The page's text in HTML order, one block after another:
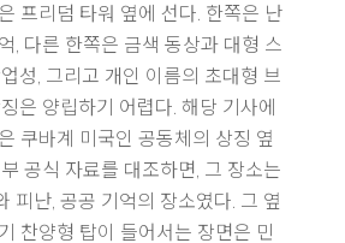
프리덤 타워 옆에 선다. 한쪽은 난
, 다른 한쪽은 금색 동상과 대형 스
성, 그리고 개인 이름의 초대형 브
은 양립하기 어렵다. 해당 기사에
쿠바계 미국인 공동체의 상징 옆
공식 자료를 대조하면, 그 장소는
피난, 공공 기억의 장소였다. 그 옆
찬양형 탑이 들어서는 장면은 민